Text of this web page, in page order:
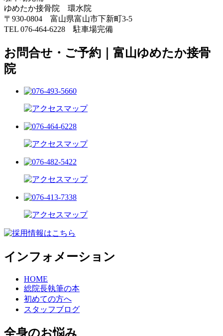
ゆめたか接骨院 環水院
〒930-0804 富山県富山市下新町3-5
TEL 076-464-6228 駐車場完備
お問合せ・ご予約｜富山ゆめたか接骨
院
インフォメーション
HOME
総院長執筆の本
初めての方へ
スタッフブログ
全身のお悩み